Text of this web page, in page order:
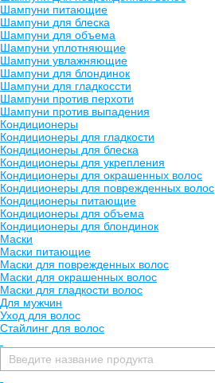
Шампуни питающие
Шампуни для блеска
Шампуни для объема
Шампуни уплотняющие
Шампуни увлажняющие
Шампуни для блондинок
Шампуни для гладкоссти
Шампуни против перхоти
Шампуни против выпадения
Кондиционеры
Кондиционеры для гладкости
Кондиционеры для блеска
Кондиционеры для укрепления
Кондиционеры для окрашенных волос
Кондиционеры для поврежденных волос
Кондиционеры питающие
Кондиционеры для объема
Кондиционеры для блондинок
Маски
Маски питающие
Маски для поврежденных волос
Маски для окрашенных волос
Маски для гладкости волос
Для мужчин
Уход для волос
Стайлинг для волос